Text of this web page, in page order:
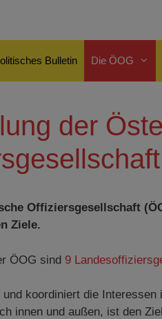
Bulletin Die ÖOG
der
Offiziersgesellschaft
Ziele.
ÖOG sind 9
koordiniert die
innen und außen, ist den